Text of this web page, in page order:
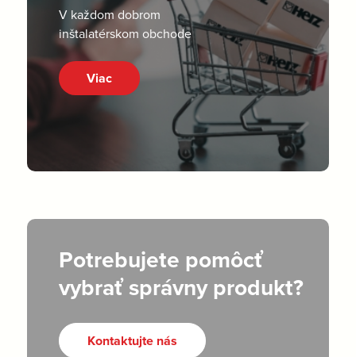
V každom dobrom
inštalatérskom obchode
Viac
Potrebujete pomôcť
vybrať správny produkt?
Kontaktujte nás